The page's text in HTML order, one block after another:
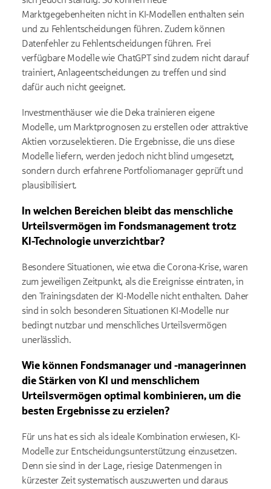
Marktgegebenheiten nicht in KI-Modellen enthalten sein
und zu Fehlentscheidungen führen. Zudem können
Datenfehler zu Fehlentscheidungen führen. Frei
verfügbare Modelle wie ChatGPT sind zudem nicht darauf
trainiert, Anlageentscheidungen zu treffen und sind
dafür auch nicht geeignet.
Investmenthäuser wie die Deka trainieren eigene
Modelle, um Marktprognosen zu erstellen oder attraktive
Aktien vorzuselektieren. Die Ergebnisse, die uns diese
Modelle liefern, werden jedoch nicht blind umgesetzt,
sondern durch erfahrene Portfoliomanager geprüft und
plausibilisiert.
In welchen Bereichen bleibt das menschliche
Urteilsvermögen im Fondsmanagement trotz
KI-Technologie unverzichtbar?
Besondere Situationen, wie etwa die Corona-Krise, waren
zum jeweiligen Zeitpunkt, als die Ereignisse eintraten, in
den Trainingsdaten der KI-Modelle nicht enthalten. Daher
sind in solch besonderen Situationen KI-Modelle nur
bedingt nutzbar und menschliches Urteilsvermögen
unerlässlich.
Wie können Fondsmanager und -managerinnen
die Stärken von KI und menschlichem
Urteilsvermögen optimal kombinieren, um die
besten Ergebnisse zu erzielen?
Für uns hat es sich als ideale Kombination erwiesen, KI-
Modelle zur Entscheidungsunterstützung einzusetzen.
Denn sie sind in der Lage, riesige Datenmengen in
kürzester Zeit systematisch auszuwerten und daraus